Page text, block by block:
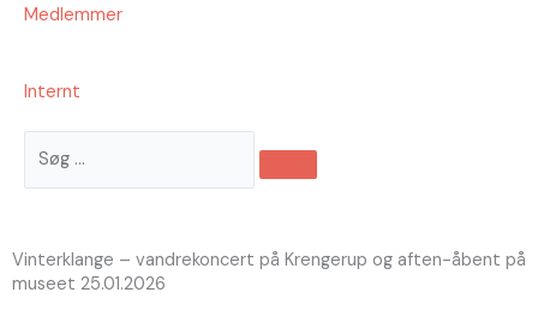
Medlemmer
Internt
Vinterklange – vandrekoncert på Krengerup og aften-åbent på
museet 25.01.2026